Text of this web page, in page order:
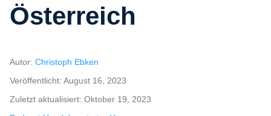
Österreich
Autor: Christoph Ebken
Veröffentlicht: August 16, 2023
Zuletzt aktualisiert: Oktober 19, 2023